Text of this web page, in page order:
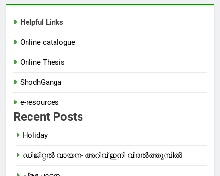
Helpful Links
Online catalogue
Online Thesis
ShodhGanga
e-resources
Recent Posts
Holiday
ഡിജിറ്റൽ വായന- അറിവ് ഇനി വിരൽത്തുമ്പിൽ